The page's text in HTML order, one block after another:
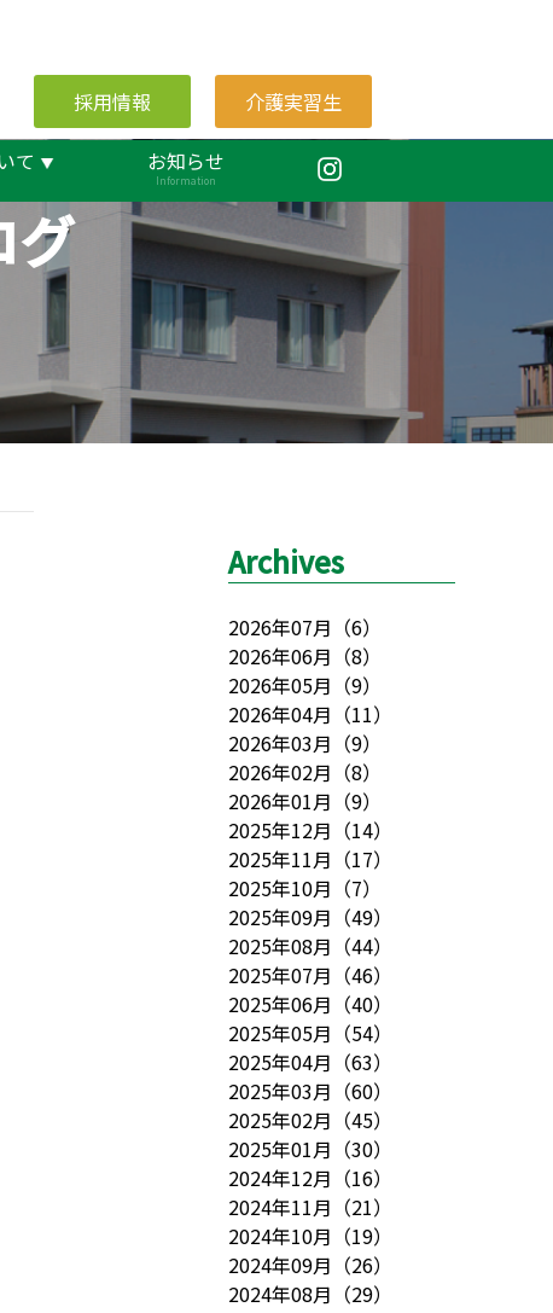
採用情報 介護実習生
て お知らせ
Information
グ
Archives
2026年07月 （6）
2026年06月 （8）
2026年05月 （9）
2026年04月 （11）
2026年03月 （9）
2026年02月 （8）
2026年01月 （9）
2025年12月 （14）
2025年11月 （17）
2025年10月 （7）
2025年09月 （49）
2025年08月 （44）
2025年07月 （46）
2025年06月 （40）
2025年05月 （54）
2025年04月 （63）
2025年03月 （60）
2025年02月 （45）
2025年01月 （30）
2024年12月 （16）
2024年11月 （21）
2024年10月 （19）
2024年09月 （26）
2024年08月 （29）